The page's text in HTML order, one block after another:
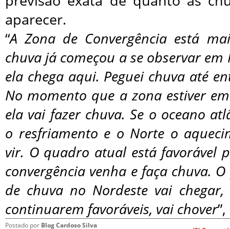
aparecer.
“A Zona de Convergência está
chuva já começou a se observar
ela chega aqui. Peguei chuva até
No momento que a zona estiver
ela vai fazer chuva. Se o oceano
o resfriamento e o Norte o
vir. O quadro atual está favorável
convergência venha e faça chuva.
de chuva no Nordeste vai
continuarem favoráveis, vai chover
Postado por Blog Cardoso Silva